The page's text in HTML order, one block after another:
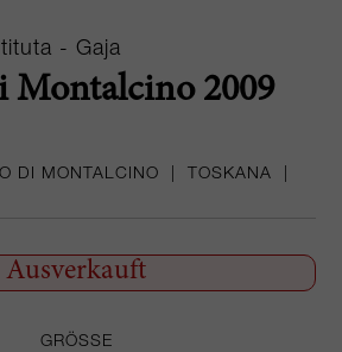
- Gaja
Montalcino 2009
DI MONTALCINO TOSKANA
Ausverkauft
GRÖSSE